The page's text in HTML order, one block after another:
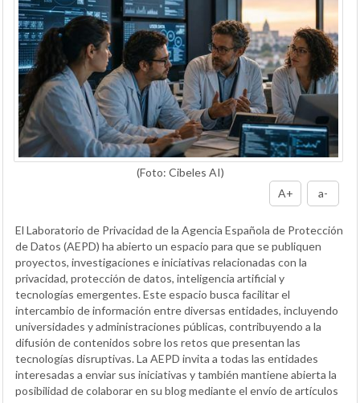
(Foto: Cibeles AI)
A+
a-
El Laboratorio de Privacidad de la Agencia Española de Protección
de Datos (AEPD) ha abierto un espacio para que se publiquen
proyectos, investigaciones e iniciativas relacionadas con la
privacidad, protección de datos, inteligencia artificial y
tecnologías emergentes. Este espacio busca facilitar el
intercambio de información entre diversas entidades, incluyendo
universidades y administraciones públicas, contribuyendo a la
difusión de contenidos sobre los retos que presentan las
tecnologías disruptivas. La AEPD invita a todas las entidades
interesadas a enviar sus iniciativas y también mantiene abierta la
posibilidad de colaborar en su blog mediante el envío de artículos